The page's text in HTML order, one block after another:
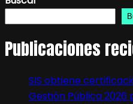
Publicaciones
SIS obtiene
Gestión Pública